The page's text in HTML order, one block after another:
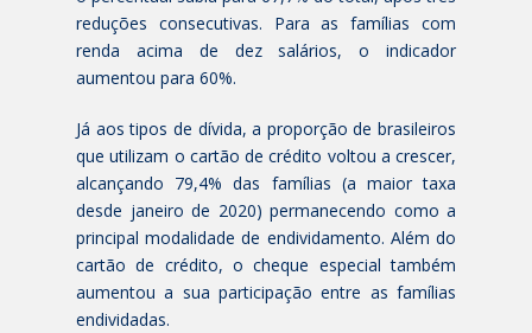
reduções consecutivas. Para as famílias com
renda acima de dez salários, o indicador
aumentou para 60%.
Já aos tipos de dívida, a proporção de brasileiros
que utilizam o cartão de crédito voltou a crescer,
alcançando 79,4% das famílias (a maior taxa
desde janeiro de 2020) permanecendo como a
principal modalidade de endividamento. Além do
cartão de crédito, o cheque especial também
aumentou a sua participação entre as famílias
endividadas.